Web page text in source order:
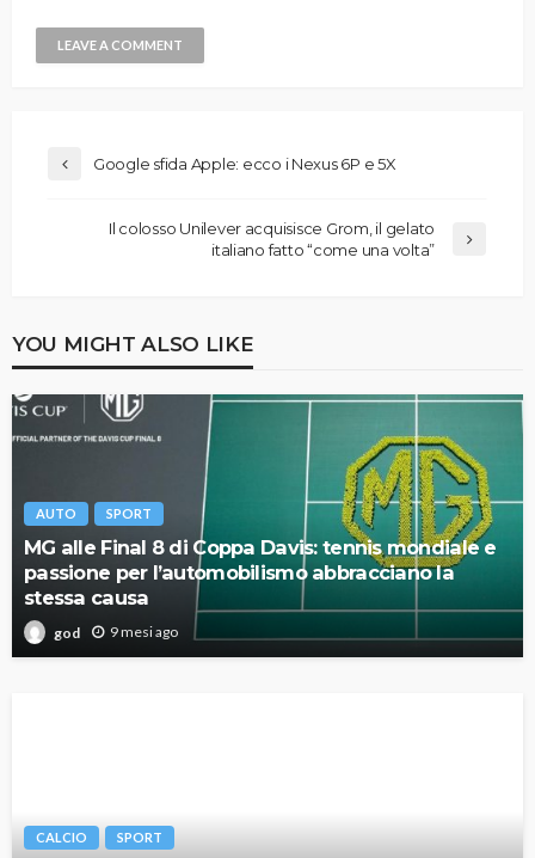
Google sfida Apple: ecco i Nexus 6P e 5X
Il colosso Unilever acquisisce Grom, il gelato
italiano fatto “come una volta”
YOU MIGHT ALSO LIKE
AUTO SPORT
MG alle Final 8 di Coppa Davis: tennis mondiale e
passione per l’automobilismo abbracciano la
stessa causa
god 9 mesi ago
CALCIO SPORT